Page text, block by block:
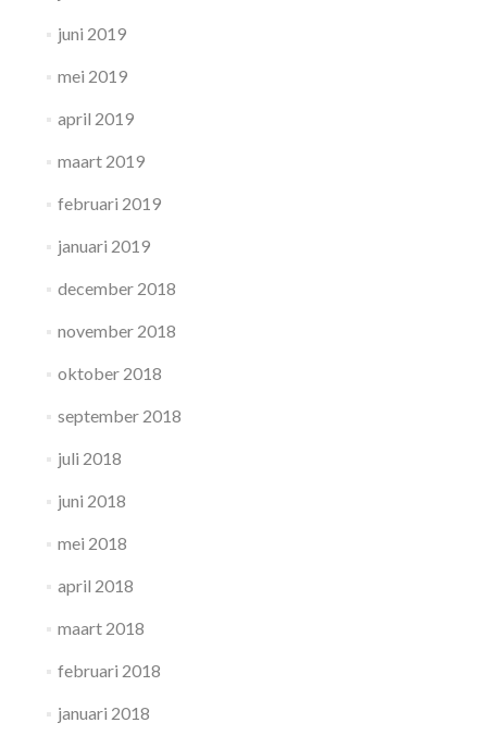
juni 2019
mei 2019
april 2019
maart 2019
februari 2019
januari 2019
december 2018
november 2018
oktober 2018
september 2018
juli 2018
juni 2018
mei 2018
april 2018
maart 2018
februari 2018
januari 2018